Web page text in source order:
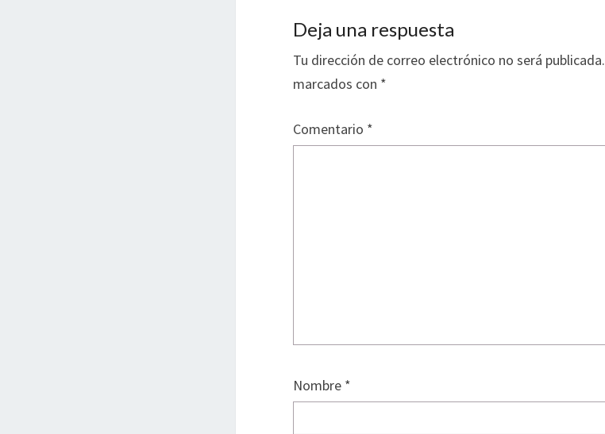
k
Deja una respuesta
Tu dirección de correo electrónico no será publicada.
marcados con *
Comentario *
Nombre *